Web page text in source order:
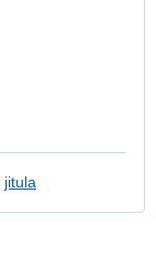
jitula